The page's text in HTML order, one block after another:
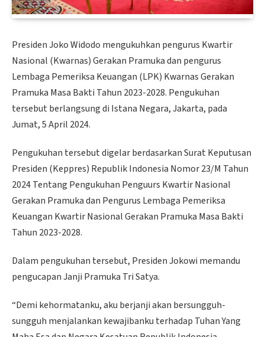
Presiden Joko Widodo mengukuhkan pengurus Kwartir
Nasional (Kwarnas) Gerakan Pramuka dan pengurus
Lembaga Pemeriksa Keuangan (LPK) Kwarnas Gerakan
Pramuka Masa Bakti Tahun 2023-2028. Pengukuhan
tersebut berlangsung di Istana Negara, Jakarta, pada
Jumat, 5 April 2024.
Pengukuhan tersebut digelar berdasarkan Surat Keputusan
Presiden (Keppres) Republik Indonesia Nomor 23/M Tahun
2024 Tentang Pengukuhan Penguurs Kwartir Nasional
Gerakan Pramuka dan Pengurus Lembaga Pemeriksa
Keuangan Kwartir Nasional Gerakan Pramuka Masa Bakti
Tahun 2023-2028.
Dalam pengukuhan tersebut, Presiden Jokowi memandu
pengucapan Janji Pramuka Tri Satya.
“Demi kehormatanku, aku berjanji akan bersungguh-
sungguh menjalankan kewajibanku terhadap Tuhan Yang